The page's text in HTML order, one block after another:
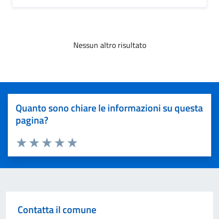
Nessun altro risultato
Quanto sono chiare le informazioni su questa
pagina?
Valuta 5 stelle su 5
Valuta 4 stelle su 5
Valuta 3 stelle su 5
Valuta 2 stelle su 5
Valuta 1 stelle su 5
Contatta il comune